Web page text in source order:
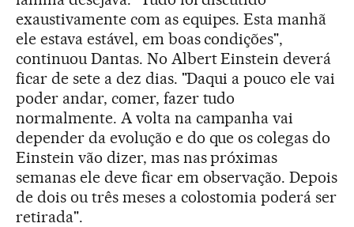
exaustivamente com as equipes. Esta manhã
ele estava estável, em boas condições",
continuou Dantas. No Albert Einstein deverá
ficar de sete a dez dias. "Daqui a pouco ele vai
poder andar, comer, fazer tudo
normalmente. A volta na campanha vai
depender da evolução e do que os colegas do
Einstein vão dizer, mas nas próximas
semanas ele deve ficar em observação. Depois
de dois ou três meses a colostomia poderá ser
retirada".